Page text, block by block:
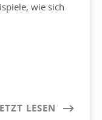
wie sich
LESEN